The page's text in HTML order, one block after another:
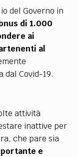
del Governo in
di 1.000
ai
al
dal Covid-19.
attività
inattive per
che pare sia
e